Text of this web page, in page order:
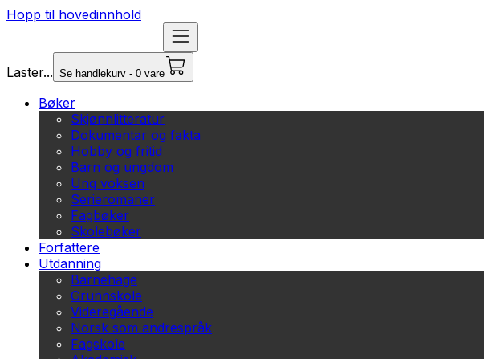
Hopp til hovedinnhold
Laster... Se handlekurv - 0 vare
Bøker
Skjønnlitteratur
Dokumentar og fakta
Hobby og fritid
Barn og ungdom
Ung voksen
Serieromaner
Fagbøker
Skolebøker
Forfattere
Utdanning
Barnehage
Grunnskole
Videregående
Norsk som andrespråk
Fagskole